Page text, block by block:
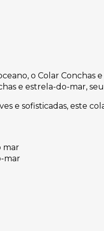
o Colar
e estrela-do-mar,
e sofisticadas, este
mar
mar